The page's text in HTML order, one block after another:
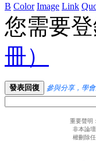
B Color Image Link
您需要
冊）
發表回復 參與分享，學
重要聲明
非本論
權刪除